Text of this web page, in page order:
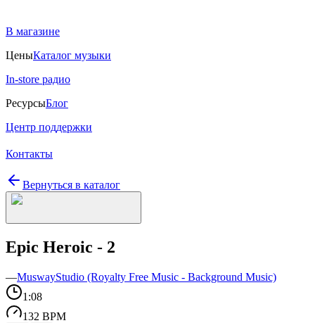
В магазине
ЦеныКаталог музыки
In-store радио
РесурсыБлог
Центр поддержки
Контакты
Вернуться в каталог
Epic Heroic - 2
—MuswayStudio (Royalty Free Music - Background Music)
1:08
132 BPM